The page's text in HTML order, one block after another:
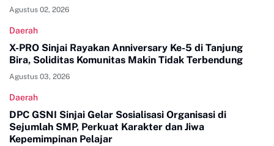
Agustus 02, 2026
Daerah
X-PRO Sinjai Rayakan Anniversary Ke-5 di Tanjung
Bira, Soliditas Komunitas Makin Tidak Terbendung
Agustus 03, 2026
Daerah
DPC GSNI Sinjai Gelar Sosialisasi Organisasi di
Sejumlah SMP, Perkuat Karakter dan Jiwa
Kepemimpinan Pelajar